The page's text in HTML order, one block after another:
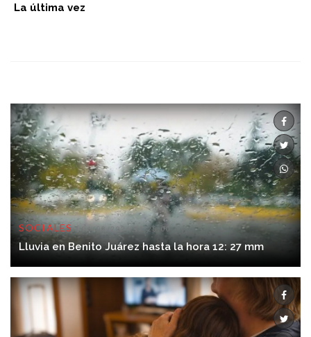
La última vez
SOCIALES 06/08/2026 12:28:00
Lluvia en Benito Juárez hasta la hora 12: 27 mm